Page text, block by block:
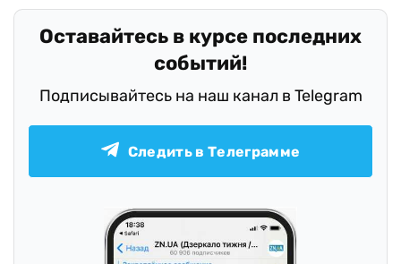
Оставайтесь в курсе последних
событий!
Подписывайтесь на наш канал в Telegram
Следить в Телеграмме